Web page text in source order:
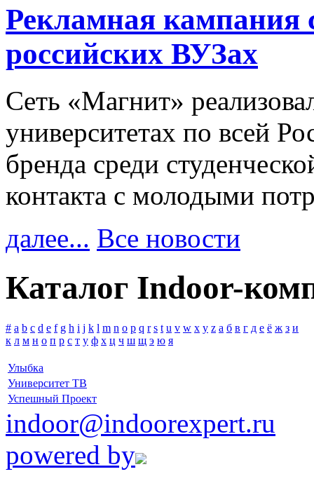
Рекламная кампания
российских ВУЗах
Сеть «Магнит»
университетах по всей
бренда среди
контакта с молодыми
далее... Все новости
Каталог Indoor-
# a b c d e f g h i j k l m n o p q r s t u v w x y z а б в г д е ё ж з и
к л м н о п р с т у ф х ц ч ш щ э ю я
Улыбка
Университет ТВ
Успешный Проект
indoor@indoorexpert.ru
powered by